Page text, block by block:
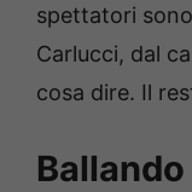
spettatori
Carlucci, dal
cosa dire. Il